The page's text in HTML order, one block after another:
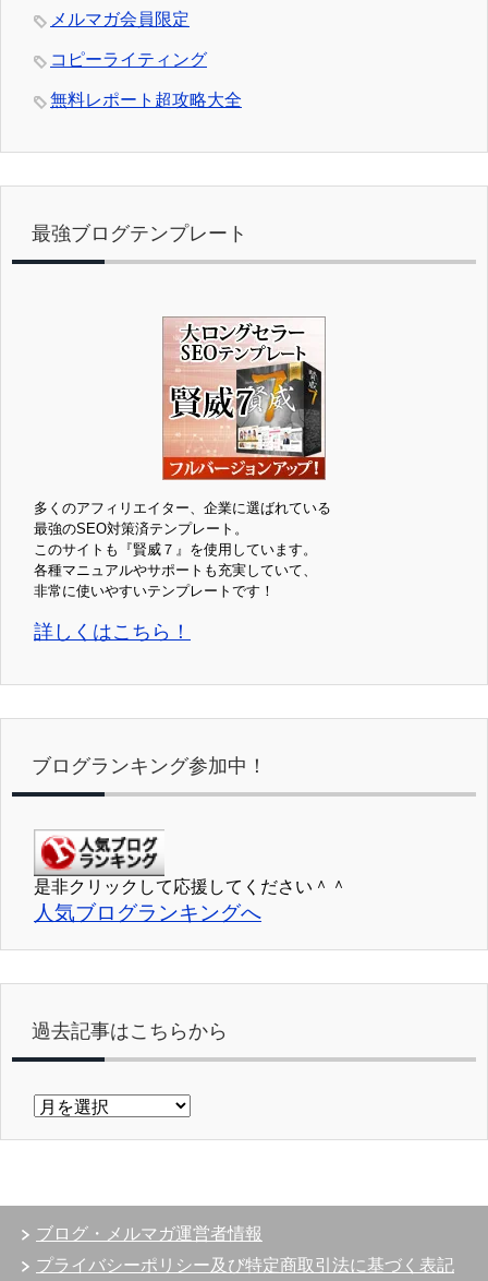
メルマガ会員限定
コピーライティング
無料レポート超攻略大全
最強ブログテンプレート
多くのアフィリエイター、企業に選ばれている
最強のSEO対策済テンプレート。
このサイトも『賢威７』を使用しています。
各種マニュアルやサポートも充実していて、
非常に使いやすいテンプレートです！
詳しくはこちら！
ブログランキング参加中！
是非クリックして応援してください＾＾
人気ブログランキングへ
過去記事はこちらから
過
ち
ら
ブログ・メルマガ運営者情報
プライバシーポリシー及び特定商取引法に基づく表記